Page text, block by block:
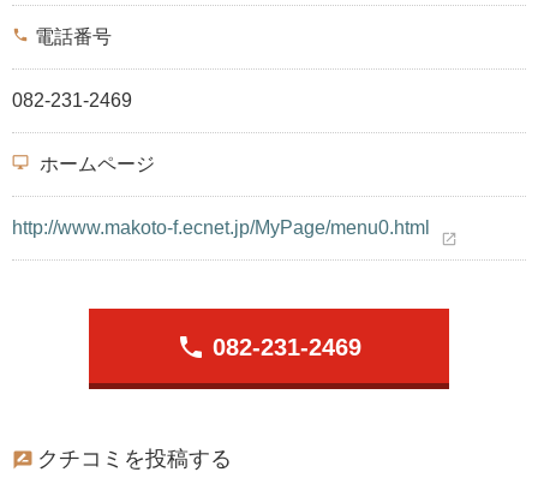
phone 電話番号
082-231-2469
desktop_windows ホームページ
http://www.makoto-f.ecnet.jp/MyPage/menu0.html
open_in_new
phone 082-231-2469
クチコミを投稿する